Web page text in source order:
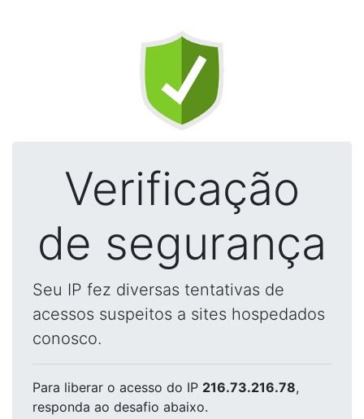
Verificação
de segurança
Seu IP fez diversas tentativas de
acessos suspeitos a sites hospedados
conosco.
Para liberar o acesso do IP 216.73.216.78,
responda ao desafio abaixo.